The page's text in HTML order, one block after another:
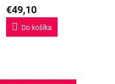
€49,10
Do košíka